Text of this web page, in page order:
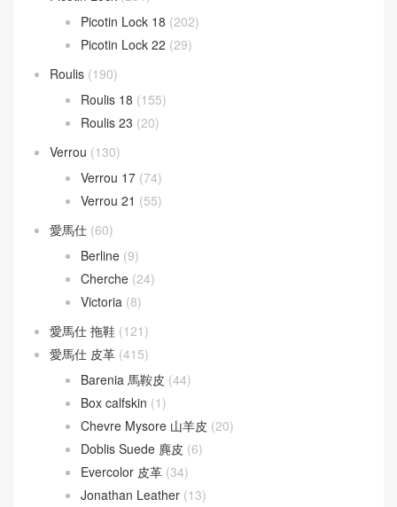
Picotin Lock 18 (202)
Picotin Lock 22 (29)
Roulis (190)
Roulis 18 (155)
Roulis 23 (20)
Verrou (130)
Verrou 17 (74)
Verrou 21 (55)
愛馬仕 (60)
Berline (9)
Cherche (24)
Victoria (8)
愛馬仕 拖鞋 (121)
愛馬仕 皮革 (415)
Barenia 馬鞍皮 (44)
Box calfskin (1)
Chevre Mysore 山羊皮 (20)
Doblis Suede 麂皮 (6)
Evercolor 皮革 (34)
Jonathan Leather (13)